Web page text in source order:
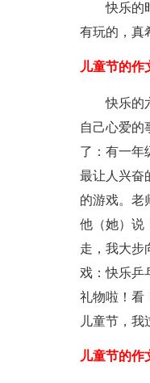
快乐的
有玩的，真
儿童节的作
快乐的
自己心爱的
了：有一年
最让人兴奋
的游戏。老
他（她）说
走，我大步
戏：快乐乒
礼物啦！看
儿童节，我
儿童节的作